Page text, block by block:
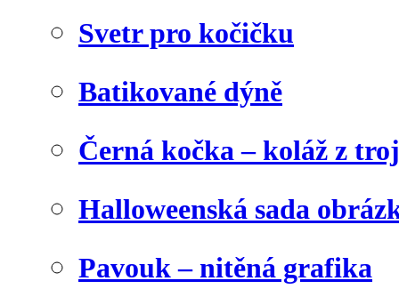
Svetr pro kočičku
Batikované dýně
Černá kočka – koláž z
Halloweenská sada
Pavouk – nitěná grafika